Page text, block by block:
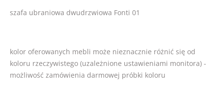
szafa ubraniowa dwudrzwiowa Fonti 01
kolor oferowanych mebli może nieznacznie różnić się od
koloru rzeczywistego (uzależnione ustawieniami monitora) -
możliwość zamówienia darmowej próbki koloru